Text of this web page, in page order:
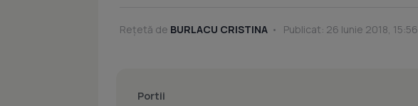
Rețetă de BURLACU CRISTINA Publicat: 26 Iunie 2018, 15:56
Portii